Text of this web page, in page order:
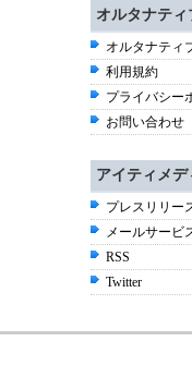
オルタナテ
オルタナティ
利用規約
プライバシー
お問い合わせ
アイティメ
プレスリリー
メールサービ
RSS
Twitter